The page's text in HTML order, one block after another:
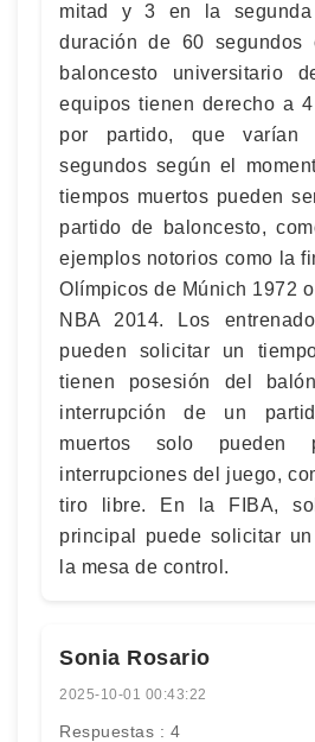
mitad y 3 en la
duración de 60 segundos
baloncesto universitario
equipos tienen derecho a
por partido, que
segundos según el
tiempos muertos pueden
partido de baloncesto,
ejemplos notorios como la
Olímpicos de Múnich 1972
NBA 2014. Los
pueden solicitar un
tienen posesión del
interrupción de un
muertos solo pueden
interrupciones del juego,
tiro libre. En la FIBA,
principal puede solicitar
la mesa de control.
Sonia Rosario
2025-10-01 00:43:22
Respuestas : 4